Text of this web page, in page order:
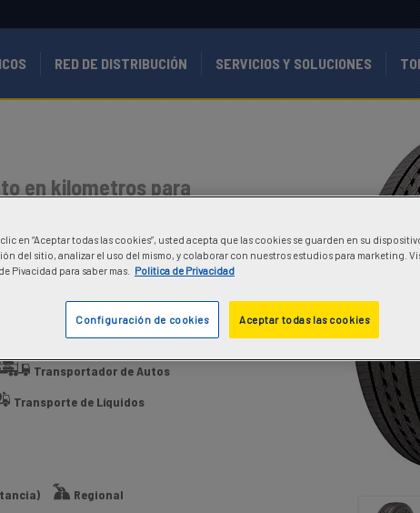
RED DE DISTRIBUCIÓN SERVICIOS Y SOLUCIONES
en kilometros para
autopistas y rutas
viajan con velocidad
y pasajeros.
Transportador de Autos
Transporte de Líquidos
Regional
en “Aceptar todas las cookies”, usted acepta que las cookies se guarden en su
del sitio, analizar el uso del mismo, y colaborar con nuestros estudios para marketing.
Pivacidad para saber mas.
Politica de Privacidad
Aceptar todas las cookies
Configuración de cookies